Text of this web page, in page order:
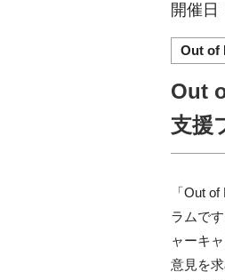
協賛・協
開催日
Out of
Out
支援
「Out
ラムで
ャーキ
意見を